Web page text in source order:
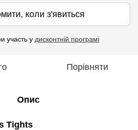
коли з'явиться
участь у дисконтній програмі
Порівняти
Опис
Tights